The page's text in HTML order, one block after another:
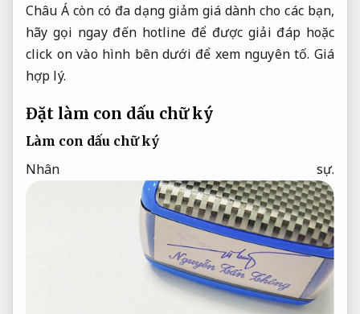
Châu Á còn có đa dạng giảm giá dành cho các bạn,
hãy gọi ngay đến hotline để được giải đáp hoặc
click on vào hình bên dưới để xem nguyên tố. Giá
hợp lý.
Đặt làm con dấu chữ ký
Làm con dấu chữ ký
Nhân sự.